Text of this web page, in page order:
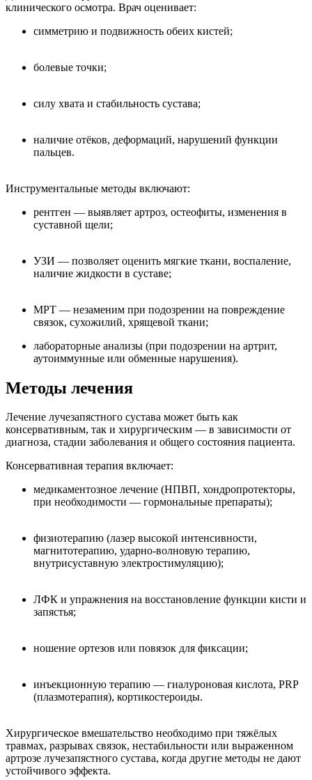
клинического осмотра. Врач оценивает:
симметрию и подвижность обеих кистей;
болевые точки;
силу хвата и стабильность сустава;
наличие отёков, деформаций, нарушений функции
пальцев.
Инструментальные методы включают:
рентген — выявляет артроз, остеофиты, изменения в
суставной щели;
УЗИ — позволяет оценить мягкие ткани, воспаление,
наличие жидкости в суставе;
МРТ — незаменим при подозрении на повреждение
связок, сухожилий, хрящевой ткани;
лабораторные анализы (при подозрении на артрит,
аутоиммунные или обменные нарушения).
Методы лечения
Лечение лучезапястного сустава может быть как
консервативным, так и хирургическим — в зависимости от
диагноза, стадии заболевания и общего состояния пациента.
Консервативная терапия включает:
медикаментозное лечение (НПВП, хондропротекторы,
при необходимости — гормональные препараты);
физиотерапию (лазер высокой интенсивности,
магнитотерапию, ударно-волновую терапию,
внутрисуставную электростимуляцию);
ЛФК и упражнения на восстановление функции кисти и
запястья;
ношение ортезов или повязок для фиксации;
инъекционную терапию — гиалуроновая кислота, PRP
(плазмотерапия), кортикостероиды.
Хирургическое вмешательство необходимо при тяжёлых
травмах, разрывах связок, нестабильности или выраженном
артрозе лучезапястного сустава, когда другие методы не дают
устойчивого эффекта.